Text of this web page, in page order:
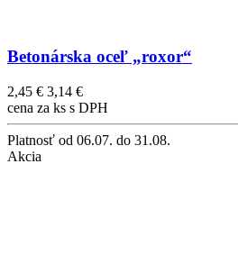
Betonárska oceľ „roxor“
2,45 € 3,14 €
cena za ks s DPH
Platnosť od 06.07. do 31.08.
Akcia